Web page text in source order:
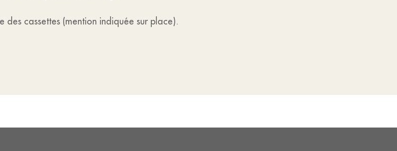
des cassettes (mention indiquée sur place).